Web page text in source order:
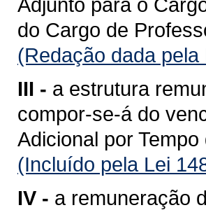
do Cargo de
(Redação dada
III - a estrutura
compor-se-á do
Adicional por
(Incluído pela Lei
IV - a remuneração